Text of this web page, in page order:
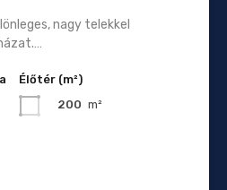
nagy telekkel
Élőtér (m²)
200 m²